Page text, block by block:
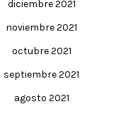
diciembre 2021
noviembre 2021
octubre 2021
septiembre 2021
agosto 2021